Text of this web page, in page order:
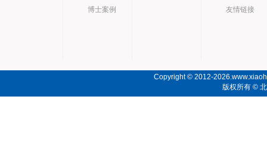
博士案例
友情链接
Copyright © 2012-
版权所有 ©